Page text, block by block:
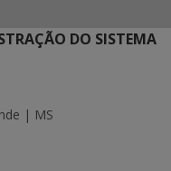
DO SISTEMA
| MS